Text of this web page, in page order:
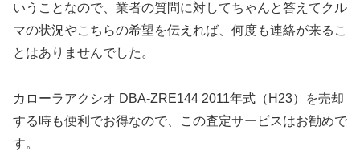
いうことなので、業者の質問に対してちゃんと答えてクル
マの状況やこちらの希望を伝えれば、何度も連絡が来るこ
とはありませんでした。
カローラアクシオ DBA-ZRE144 2011年式（H23）を売却
する時も便利でお得なので、この査定サービスはお勧めで
す。